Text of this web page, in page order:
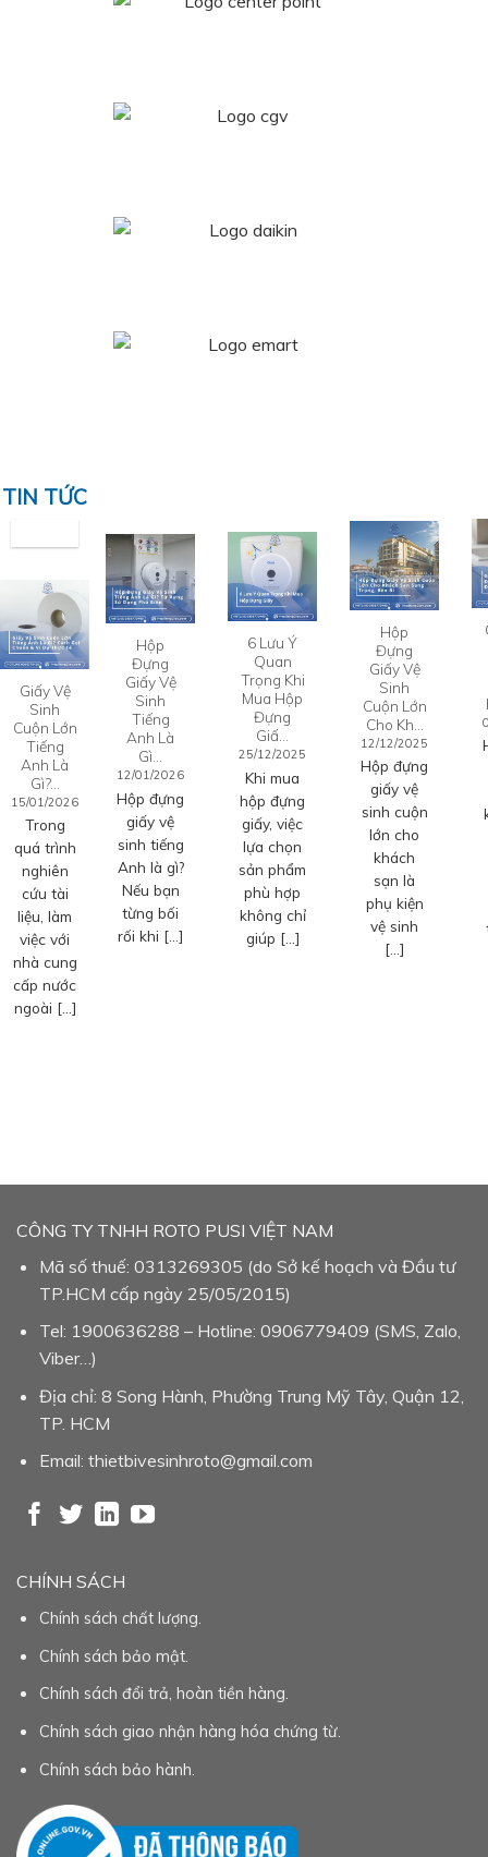
TIN TỨC
Giấy Vệ
Sinh
Cuộn Lớn
Tiếng
Anh Là
Gì?…
15/01/2026
Trong
quá trình
nghiên
cứu tài
liệu, làm
việc với
nhà cung
cấp nước
ngoài […]
Hộp
Đựng
Giấy Vệ
Sinh
Tiếng
Anh Là
Gì…
12/01/2026
Hộp đựng
giấy vệ
sinh tiếng
Anh là gì?
Nếu bạn
từng bối
rối khi […]
6 Lưu Ý
Quan
Trọng Khi
Mua Hộp
Đựng
Giấ…
25/12/2025
Khi mua
hộp đựng
giấy, việc
lựa chọn
sản phẩm
phù hợp
không chỉ
giúp […]
Hộp
Đựng
Giấy Vệ
Sinh
Cuộn Lớn
Cho Kh…
12/12/2025
Hộp đựng
giấy vệ
sinh cuộn
lớn cho
khách
sạn là
phụ kiện
vệ sinh
[…]
CÔNG TY TNHH ROTO PUSI VIỆT NAM
Mã số thuế: 0313269305 (do Sở kế hoạch và Đầu tư
TP.HCM cấp ngày 25/05/2015)
Tel: 1900636288 – Hotline: 0906779409 (SMS, Zalo,
Viber…)
Địa chỉ: 8 Song Hành, Phường Trung Mỹ Tây, Quận 12,
TP. HCM
Email: thietbivesinhroto@gmail.com
CHÍNH SÁCH
Chính sách chất lượng.
Chính sách bảo mật.
Chính sách đổi trả, hoàn tiền hàng.
Chính sách giao nhận hàng hóa chứng từ.
Chính sách bảo hành.